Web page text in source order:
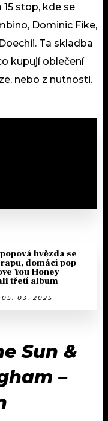
stop, kde se
Dominic Fike,
Ta skladba
kupují oblečení
nebo z nutnosti.
hvězda se
domácí pop
You Honey
třetí album
05. 03. 2025
Sun &
–